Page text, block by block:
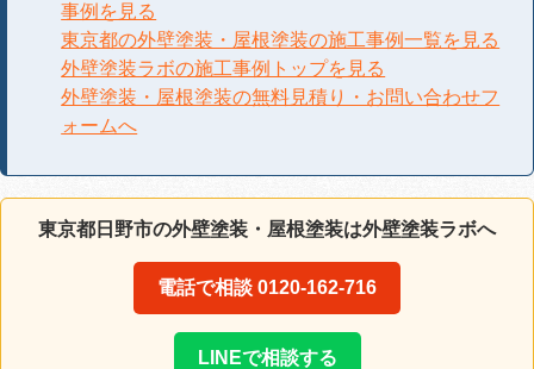
事例を見る
東京都の外壁塗装・屋根塗装の施工事例一覧を見る
外壁塗装ラボの施工事例トップを見る
外壁塗装・屋根塗装の無料見積り・お問い合わせフ
ォームへ
東京都日野市の外壁塗装・屋根塗装は外壁塗装ラボへ
電話で相談 0120-162-716
LINEで相談する